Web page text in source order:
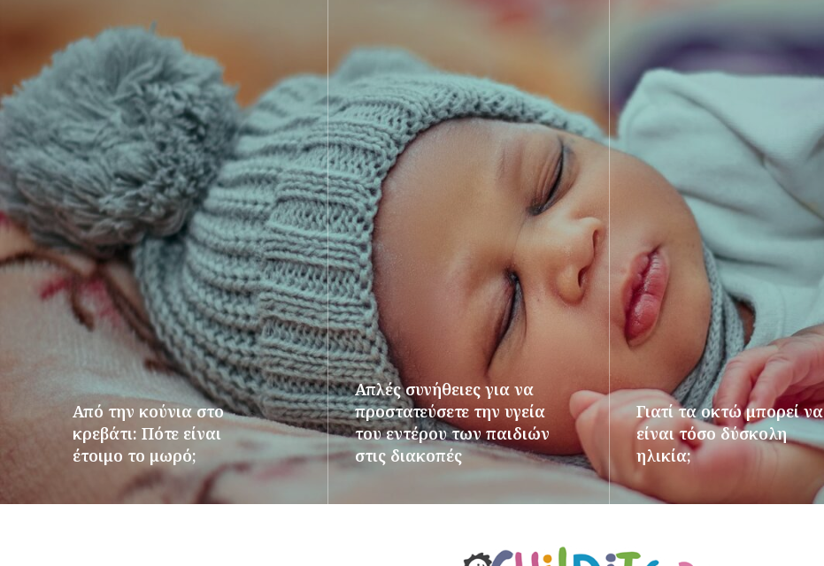
Από την κούνια στο
κρεβάτι: Πότε είναι
έτοιμο το μωρό;
Απλές συνήθειες για να
προστατεύσετε την υγεία
του εντέρου των παιδιών
στις διακοπές
Γιατί τα οκτώ μπορεί να
είναι τόσο δύσκολη
ηλικία;
ΠΕΡΙΣΣΌΤΕΡΑ